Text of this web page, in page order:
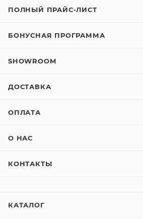
ПОЛНЫЙ ПРАЙС-ЛИСТ
БОНУСНАЯ ПРОГРАММА
SHOWROOM
ДОСТАВКА
ОПЛАТА
О НАС
КОНТАКТЫ
КАТАЛОГ